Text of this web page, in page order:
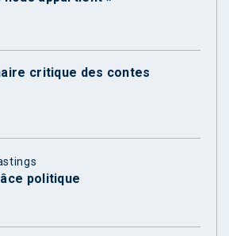
critique des contes
politique